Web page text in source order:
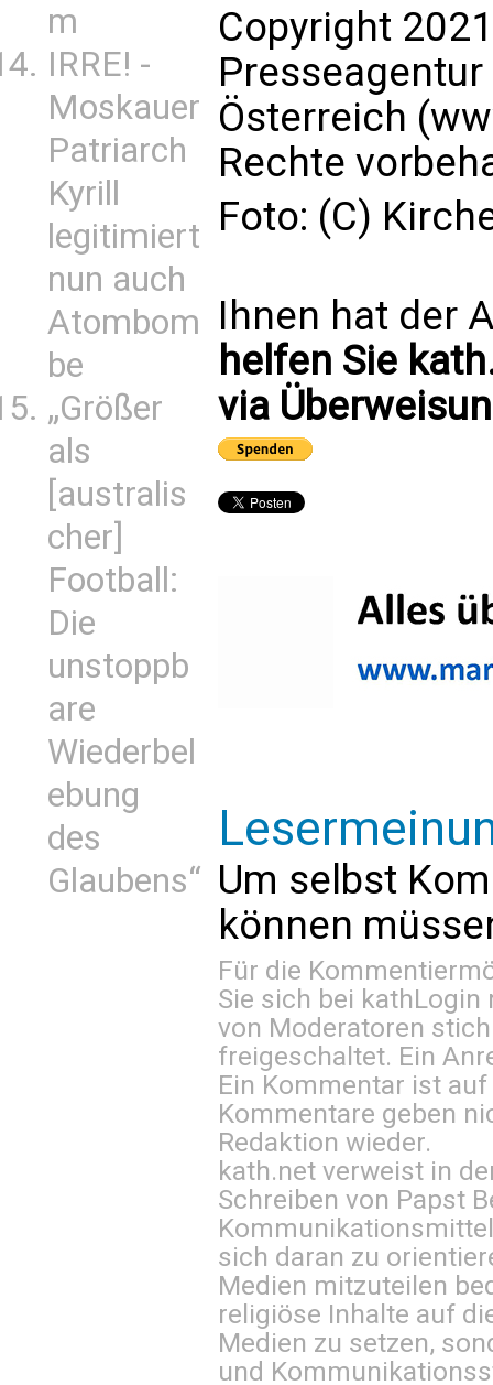
m
IRRE! -
Moskauer
Patriarch
Kyrill
legitimiert
nun auch
Atombom
be
„Größer
als
[australis
cher]
Football:
Die
unstoppb
are
Wiederbel
ebung
des
Glaubens“
Copyright
Presseagentur
Österreich
Rechte
Foto: (C)
Ihnen hat der
helfen Sie
via
Um selbst
können
Für die
Sie sich bei kathLogin
von Moderatoren
freigeschaltet. Ein
Ein Kommentar ist
Kommentare geben
Redaktion wieder.
kath.net verweist in
Schreiben von Papst
sich daran zu
Medien mitzuteilen
religiöse Inhalte auf
Medien zu setzen,
und